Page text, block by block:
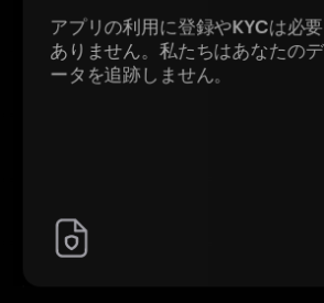
アプリの利用に登録やKYCは必要
ありません。私たちはあなたのデ
ータを追跡しません。